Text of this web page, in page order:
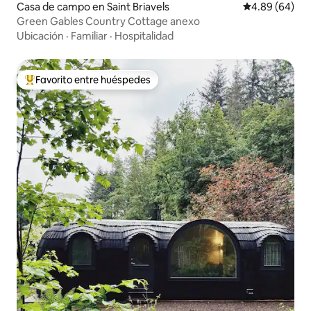
Casa de campo en Saint Briavels Calificación
4.89 (64)
Green Gables Country Cottage anexo
Ubicación · Familiar · Hospitalidad
Favorito entre huéspedes preferido
Favorito entre huéspedes